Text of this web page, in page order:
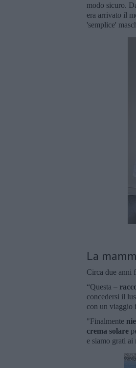
modo sicuro.
era arrivato il
'semplice'
La
Circa due anni
“Questa –
concedersi il
con un viaggio
"Finalmente
crema solare
e siamo grati ai